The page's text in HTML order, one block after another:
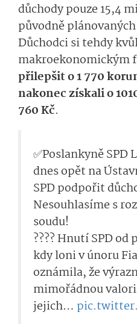
důchody pouze 15,4
původně
Důchodci si tehdy
makroekonomickým
přilepšit o 1 770
nakonec získali o
760 Kč.
✅Poslankyně SPD
dnes opět na
SPD podpořit
Nesouhlasíme s
soudu!
???? Hnutí SPD
kdy loni v únoru
oznámila, že
mimořádnou
jejich…